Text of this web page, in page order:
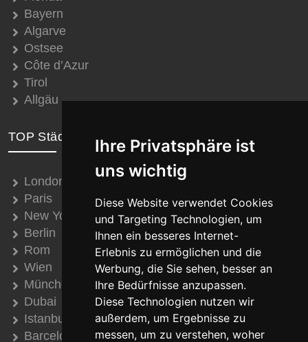
Ihre Privatsphäre ist
uns wichtig
Diese Website verwendet Cookies
und Targeting Technologien, um
Ihnen ein besseres Internet-
Erlebnis zu ermöglichen und die
Werbung, die Sie sehen, besser an
Ihre Bedürfnisse anzupassen.
Diese Technologien nutzen wir
außerdem, um Ergebnisse zu
messen, um zu verstehen, woher
Bayern
Algarve
Ostsee
Côte d’Azur
Tirol
Allgäu
TOP Städte
London
Paris
New York
Berlin
Rom
Wien
München
Dubai
Istanbul
Barcelona